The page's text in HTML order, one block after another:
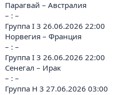
Парагвай – Австралия
– : –
Группа I 3 26.06.2026 22:00
Норвегия – Франция
– : –
Группа I 3 26.06.2026 22:00
Сенегал – Ирак
– : –
Группа H 3 27.06.2026 03:00